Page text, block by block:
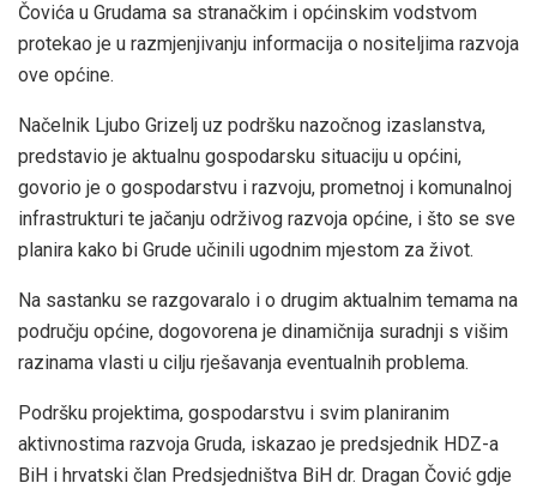
Čovića u Grudama sa stranačkim i općinskim vodstvom
protekao je u razmjenjivanju informacija o nositeljima razvoja
ove općine.
Načelnik Ljubo Grizelj uz podršku nazočnog izaslanstva,
predstavio je aktualnu gospodarsku situaciju u općini,
govorio je o gospodarstvu i razvoju, prometnoj i komunalnoj
infrastrukturi te jačanju održivog razvoja općine, i što se sve
planira kako bi Grude učinili ugodnim mjestom za život.
Na sastanku se razgovaralo i o drugim aktualnim temama na
području općine, dogovorena je dinamičnija suradnji s višim
razinama vlasti u cilju rješavanja eventualnih problema.
Podršku projektima, gospodarstvu i svim planiranim
aktivnostima razvoja Gruda, iskazao je predsjednik HDZ-a
BiH i hrvatski član Predsjedništva BiH dr. Dragan Čović gdje